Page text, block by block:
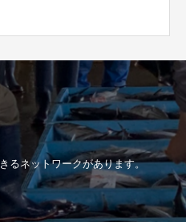
るネットワークがあります。